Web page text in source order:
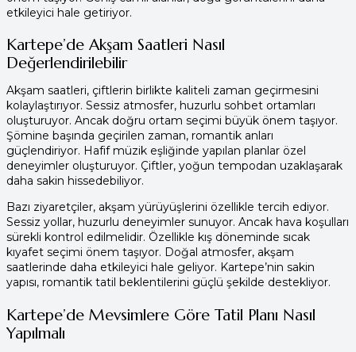
etkileyici hale getiriyor.
Kartepe’de Akşam Saatleri Nasıl
Değerlendirilebilir
Akşam saatleri, çiftlerin birlikte kaliteli zaman geçirmesini
kolaylaştırıyor. Sessiz atmosfer, huzurlu sohbet ortamları
oluşturuyor. Ancak doğru ortam seçimi büyük önem taşıyor.
Şömine başında geçirilen zaman, romantik anları
güçlendiriyor. Hafif müzik eşliğinde yapılan planlar özel
deneyimler oluşturuyor. Çiftler, yoğun tempodan uzaklaşarak
daha sakin hissedebiliyor.
Bazı ziyaretçiler, akşam yürüyüşlerini özellikle tercih ediyor.
Sessiz yollar, huzurlu deneyimler sunuyor. Ancak hava koşulları
sürekli kontrol edilmelidir. Özellikle kış döneminde sıcak
kıyafet seçimi önem taşıyor. Doğal atmosfer, akşam
saatlerinde daha etkileyici hale geliyor. Kartepe’nin sakin
yapısı, romantik tatil beklentilerini güçlü şekilde destekliyor.
Kartepe’de Mevsimlere Göre Tatil Planı Nasıl
Yapılmalı